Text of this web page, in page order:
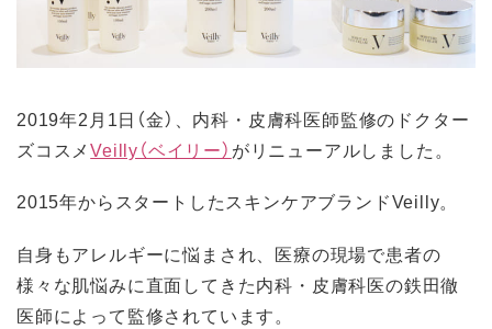
2019年2月1日（金）、内科・皮膚科医師監修のドクター
ズコスメVeilly（ベイリー） がリニューアルしました。
2015年からスタートしたスキンケアブランドVeilly。
自身もアレルギーに悩まされ、医療の現場で患者の
様々な肌悩みに直面してきた内科・皮膚科医の鉄田徹
医師によって監修されています。